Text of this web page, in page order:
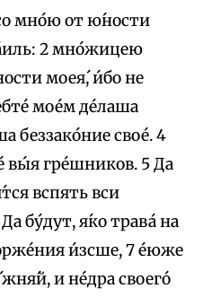
мно́ю от ю́ности
2 мно́жицею
моея́, и́бо не
мое́м де́лаша
свое́. 4
вы́я гре́шников. 5 Да
вспять вси
бу́дут, я́ко трава́ на
и́зсше, 7 е́юже
и не́дра своего́